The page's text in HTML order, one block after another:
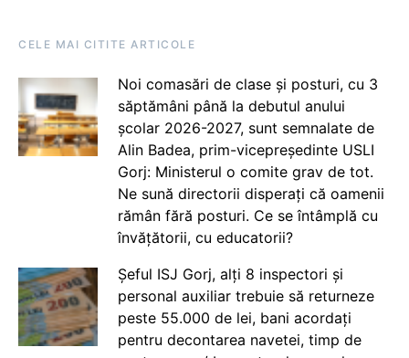
CELE MAI CITITE ARTICOLE
Noi comasări de clase și posturi, cu 3
săptămâni până la debutul anului
școlar 2026-2027, sunt semnalate de
Alin Badea, prim-vicepreședinte USLI
Gorj: Ministerul o comite grav de tot.
Ne sună directorii disperați că oamenii
rămân fără posturi. Ce se întâmplă cu
învățătorii, cu educatorii?
Șeful ISJ Gorj, alți 8 inspectori și
personal auxiliar trebuie să returneze
peste 55.000 de lei, bani acordați
pentru decontarea navetei, timp de